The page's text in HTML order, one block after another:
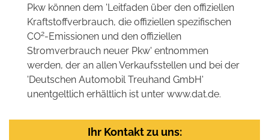
Pkw können dem 'Leitfaden über den offiziellen
Kraftstoffverbrauch, die offiziellen spezifischen
CO2-Emissionen und den offiziellen
Stromverbrauch neuer Pkw' entnommen
werden, der an allen Verkaufsstellen und bei der
'Deutschen Automobil Treuhand GmbH'
unentgeltlich erhältlich ist unter www.dat.de.
Ihr Kontakt zu uns: